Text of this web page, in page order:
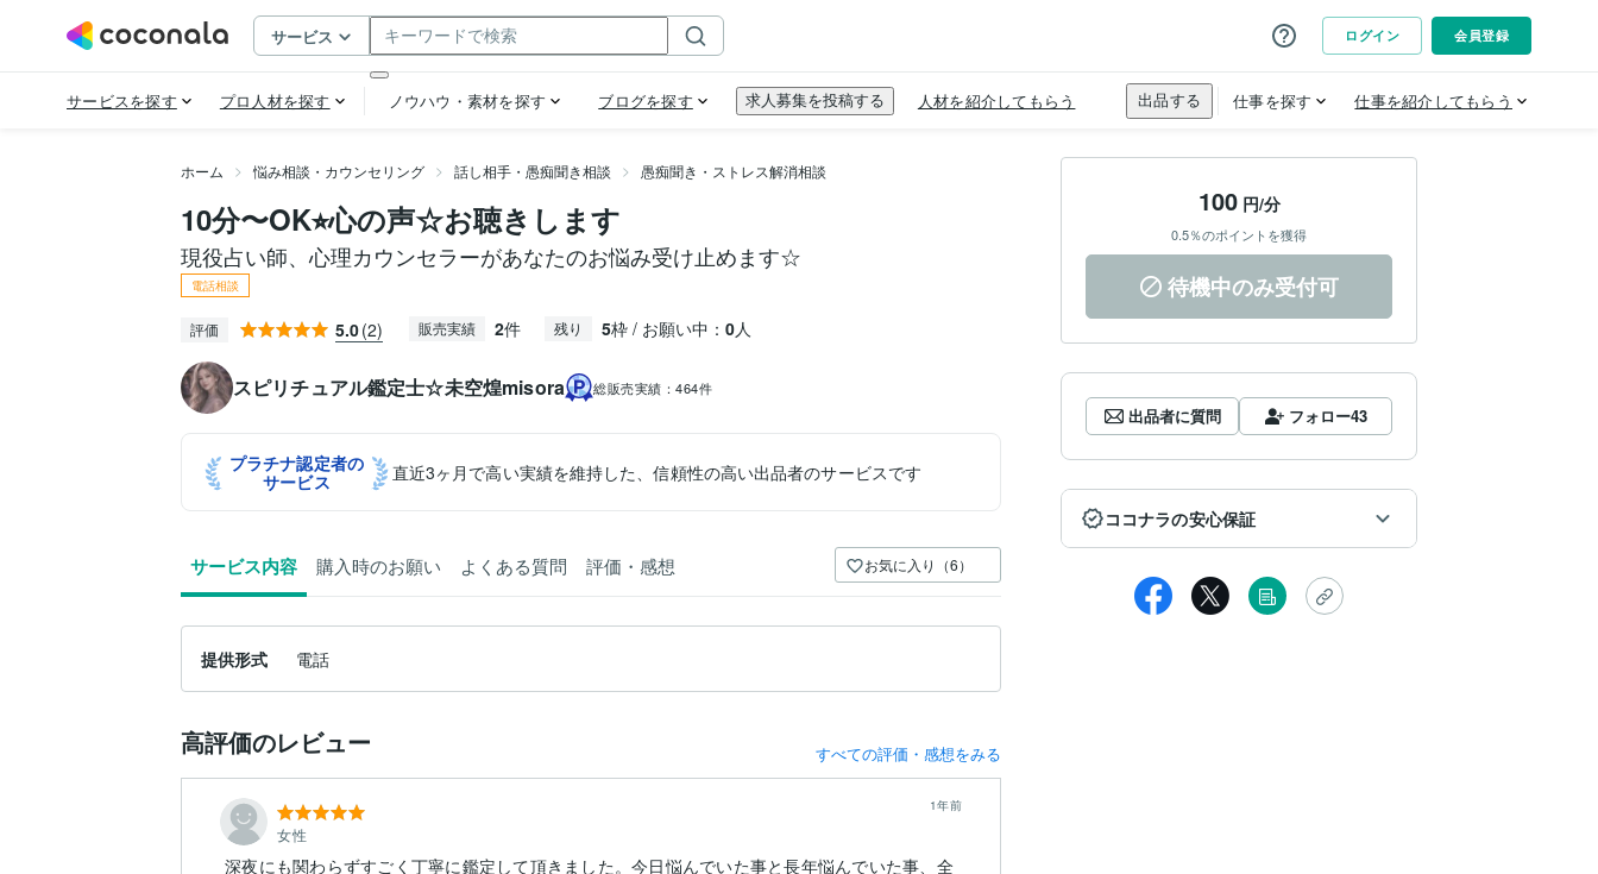
ホーム 悩み相談・カウンセリング 話し相手・愚痴聞き相談 愚痴聞き・ストレス解消相談
10分〜OK⭐︎心の声☆お聴きします
現役占い師、心理カウンセラーがあなたのお悩み受け止めます☆
電話相談
評価 5.0(2) 販売実績 2件 残り 5枠 / お願い中： 0人
スピリチュアル鑑定士☆未空煌misora 総販売実績： 464件
プラチナ認定者の
サービス
直近3ヶ月で高い実績を維持した、信頼性の高い出品者のサービスです
サービス内容 購入時のお願い よくある質問 評価・感想 お気に入り（6）
提供形式 電話
高評価のレビュー すべての評価・感想をみる
女性
1年前
深夜にも関わらずすごく丁寧に鑑定して頂きました。今日悩んでいた事と長年悩んでいた事、全
100円/分
0.5％のポイントを獲得
待機中のみ受付可
出品者に質問 フォロー43
ココナラの安心保証